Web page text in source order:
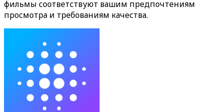
фильмы соответствуют вашим предпочтениям
просмотра и требованиям качества.